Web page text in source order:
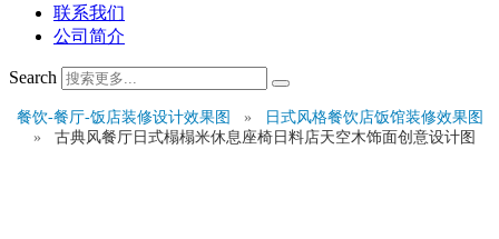
联系我们
公司简介
Search
餐饮-餐厅-饭店装修设计效果图 »
日式风格餐饮店饭馆装修效果图
»
古典风餐厅日式榻榻米休息座椅日料店天空木饰面创意设计图